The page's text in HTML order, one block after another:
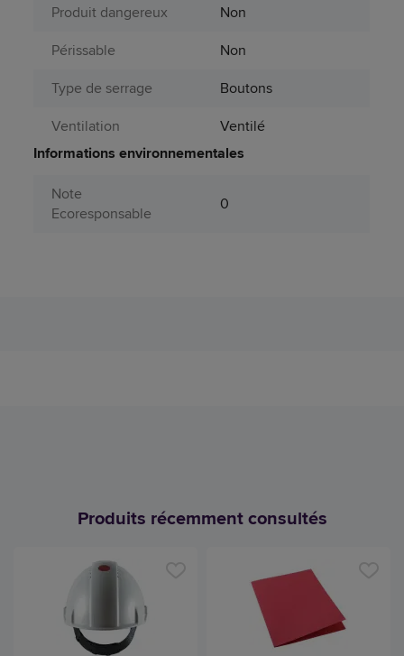
Produit dangereux
Non
Périssable
Non
Type de serrage
Boutons
Ventilation
Ventilé
Informations environnementales
Note
Ecoresponsable
0
Produits récemment consultés